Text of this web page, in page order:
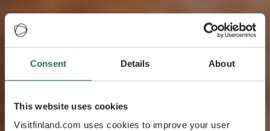
Consent Details About
This website uses cookies
Visitfinland.com uses cookies to improve your user
Rutt
Finsk
landsbygdskultur